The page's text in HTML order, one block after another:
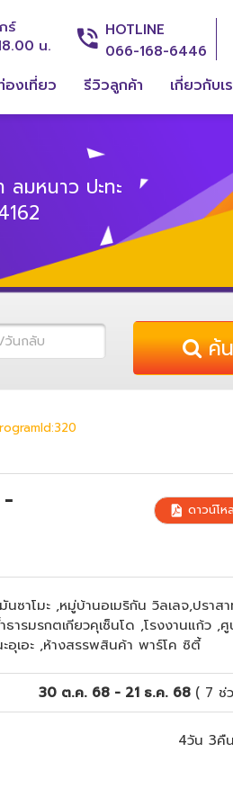
ร์
น.
HOTLINE
066-168-6446
องเที่ยว รีวิวลูกค้า เกี่ยวกับเ
ลมหนาว ปะทะ
ค้
-
ดาวน์โห
าโมะ ,หมู่บ้านอเมริกัน วิลเลจ,ปราส
ารมรกตเกียวคุเซ็นโด ,โรงงานแก้ว ,
ะอุเอะ ,ห้างสรรพสินค้า พาร์โค ซิตี้
30 ต.ค. 68 - 21 ธ.ค. 68 ( 7 ช่
4วัน 3คืน